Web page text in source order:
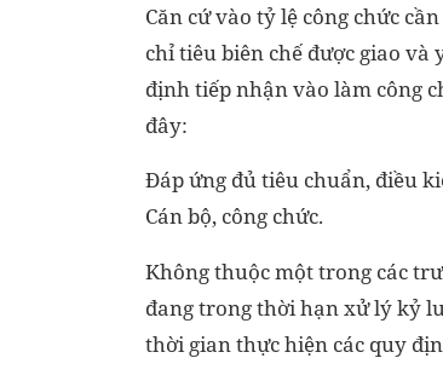
Căn cứ vào tỷ lệ công chức
chỉ tiêu biên chế được giao
định tiếp nhận vào làm công
đây:
Đáp ứng đủ tiêu chuẩn, điều
Cán bộ, công chức.
Không thuộc một trong các
đang trong thời hạn xử lý kỷ
thời gian thực hiện các quy